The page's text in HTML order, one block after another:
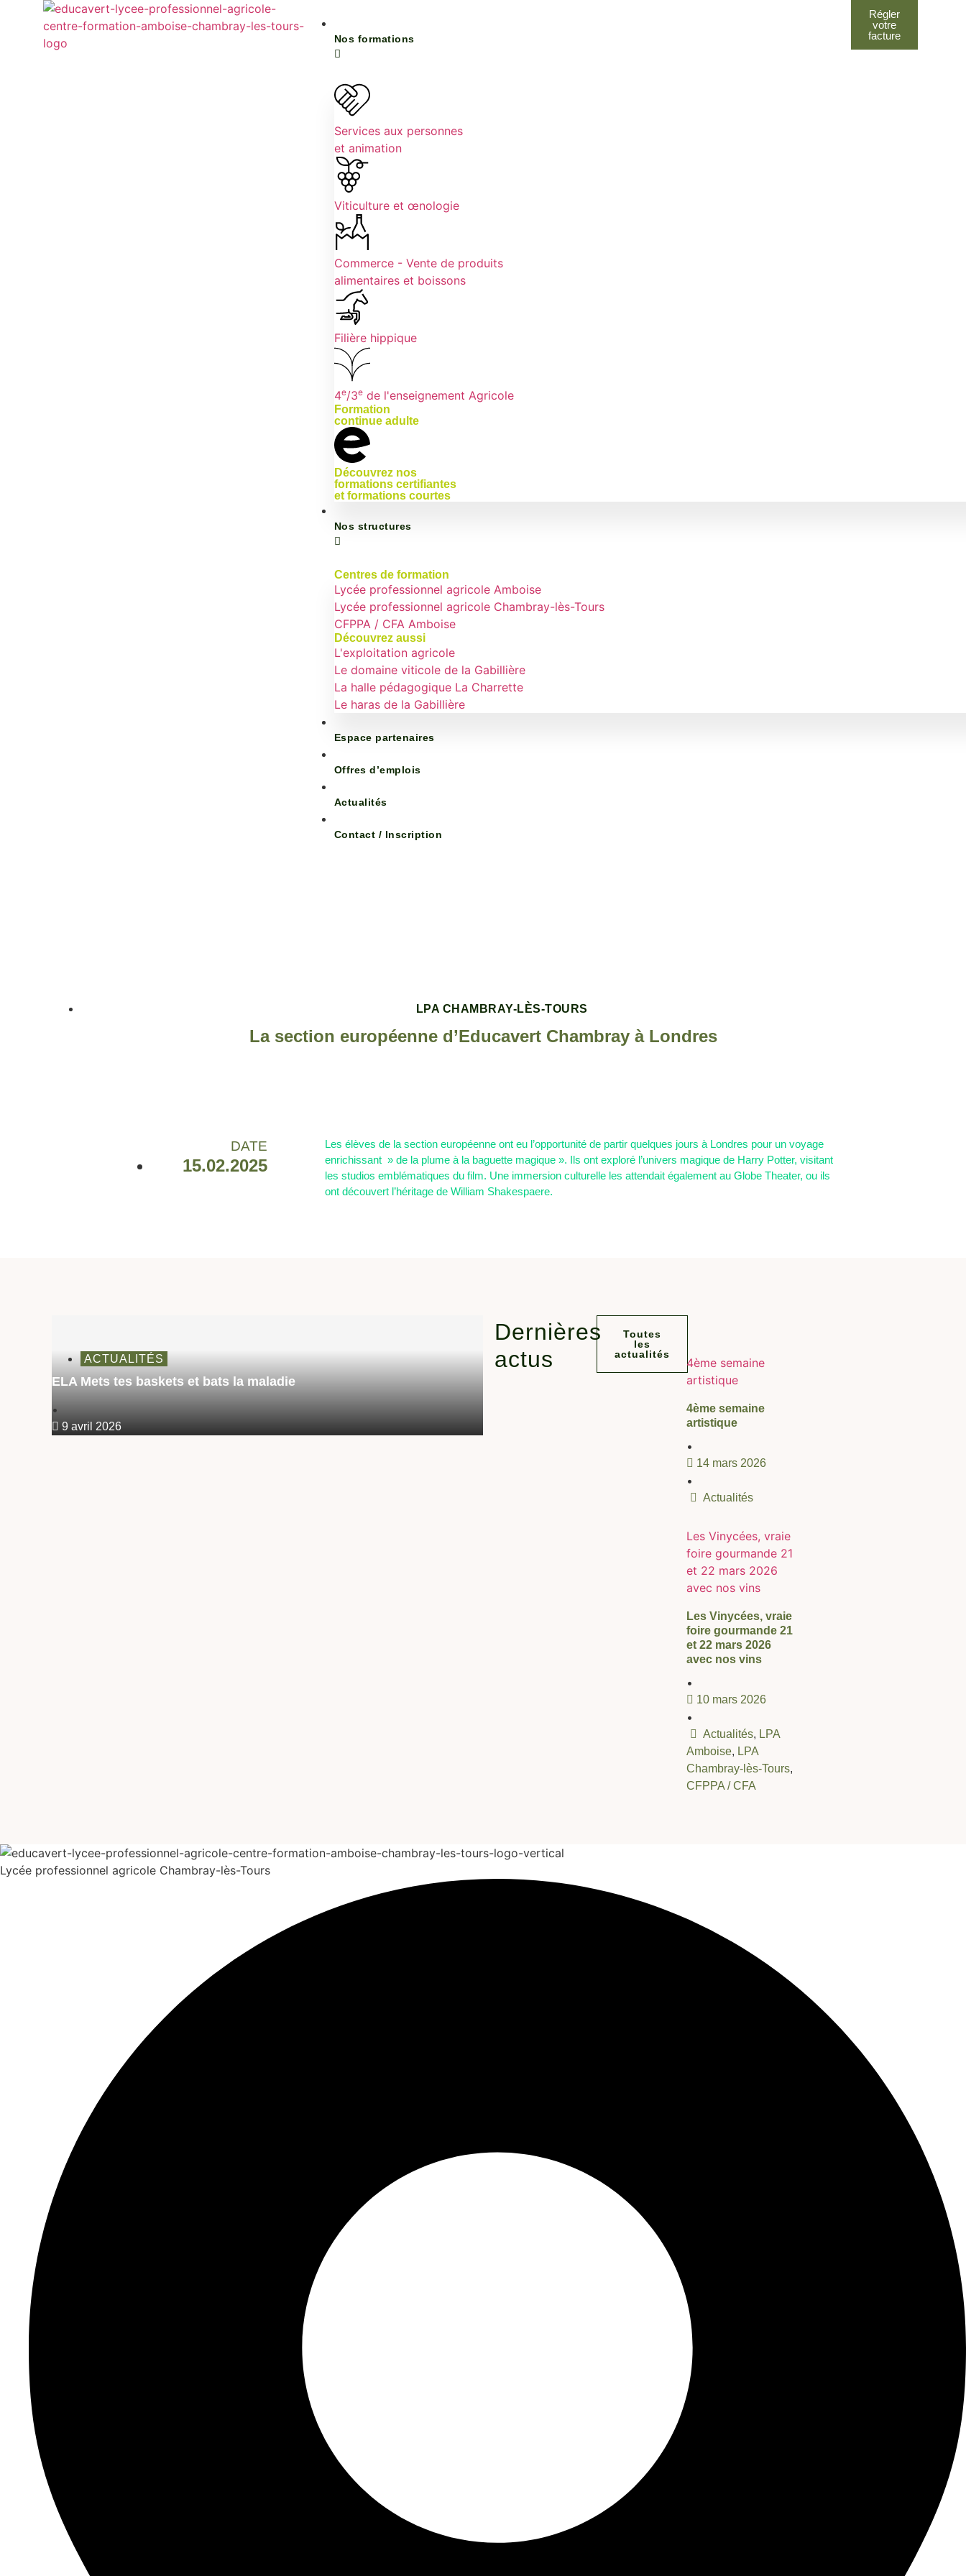
Nos formations
Services aux personnes
et animation
Viticulture et œnologie
Commerce - Vente de produits
alimentaires et boissons
Filière hippique
4e/3ede l'enseignement Agricole
Formation
continue adulte
Découvrez nos
formations certifiantes
et formations courtes
Nos structures
Centres de formation
Lycée professionnel agricole Amboise
Lycée professionnel agricole Chambray-lès-Tours
CFPPA / CFA Amboise
Découvrez aussi
L'exploitation agricole
Le domaine viticole de la Gabillière
La halle pédagogique La Charrette
Le haras de la Gabillière
Espace partenaires
Offres d’emplois
Actualités
Contact / Inscription
Régler
votre
facture
LPA CHAMBRAY-LÈS-TOURS
La section européenne d’Educavert Chambray à Londres
DATE
15.02.2025
Les élèves de la section européenne ont eu l’opportunité de partir quelques jours à Londres pour un voyage
enrichissant » de la plume à la baguette magique ». Ils ont exploré l’univers magique de Harry Potter, visitant
les studios emblématiques du film. Une immersion culturelle les attendait également au Globe Theater, ou ils
ont découvert l’héritage de William Shakespaere.
ACTUALITÉS
ELA Mets tes baskets et bats la maladie
•
9 avril 2026
Dernières
actus
Toutes
les
actualités
4ème semaine
artistique
4ème semaine
artistique
•
14 mars 2026
•
Actualités
Les Vinycées, vraie
foire gourmande 21
et 22 mars 2026
avec nos vins
Les Vinycées, vraie
foire gourmande 21
et 22 mars 2026
avec nos vins
•
10 mars 2026
•
Actualités, LPA
Amboise, LPA
Chambray-lès-Tours,
CFPPA / CFA
Lycée professionnel agricole Chambray-lès-Tours